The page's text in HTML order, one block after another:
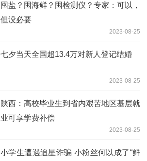
囤盐？囤海鲜？囤检测仪？专家：可以，
但没必要
2023-08-25
七夕当天全国超13.4万对新人登记结婚
2023-08-25
陕西：高校毕业生到省内艰苦地区基层就
业可享学费补偿
2023-08-25
小学生遭遇追星诈骗 小粉丝何以成了“鲜